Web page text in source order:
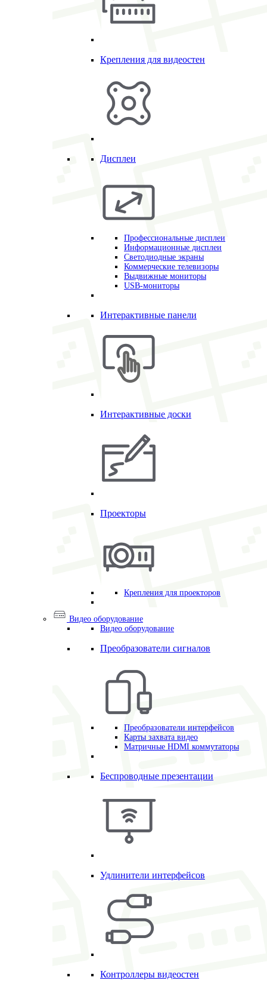
Крепления для видеостен
Дисплеи
Профессиональные дисплеи
Информационные дисплеи
Светодиодные экраны
Коммерческие телевизоры
Выдвижные мониторы
USB-мониторы
Интерактивные панели
Интерактивные доски
Проекторы
Крепления для проекторов
Видео оборудование
Видео оборудование
Преобразователи сигналов
Преобразователи интерфейсов
Карты захвата видео
Матричные HDMI коммутаторы
Беспроводные презентации
Удлинители интерфейсов
Контроллеры видеостен